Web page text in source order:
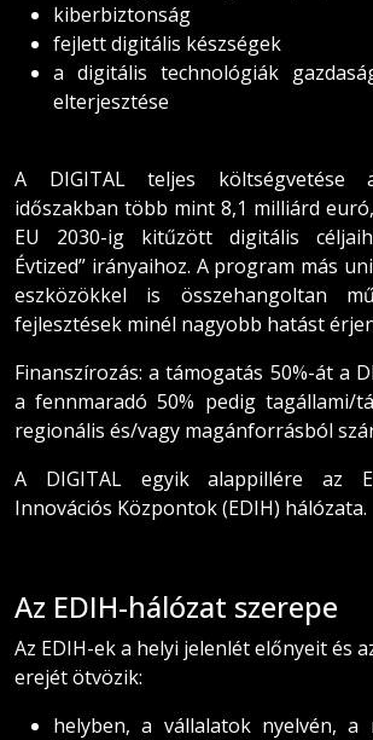
kiberbiztonság
fejlett digitális készségek
a digitális technológiák
elterjesztése
A DIGITAL teljes költségvetése
időszakban több mint 8,1 milliárd
EU 2030-ig kitűzött digitális
Évtized” irányaihoz. A program más
eszközökkel is összehangoltan
fejlesztések minél nagyobb hatást
Finanszírozás: a támogatás 50%-át a
a fennmaradó 50% pedig tagállami/
regionális és/vagy magánforrásból
A DIGITAL egyik alappillére az
Innovációs Központok (EDIH) hálózata.
Az EDIH-hálózat szerepe
Az EDIH-ek a helyi jelenlét előnyeit és
erejét ötvözik:
helyben, a vállalatok nyelvén, a